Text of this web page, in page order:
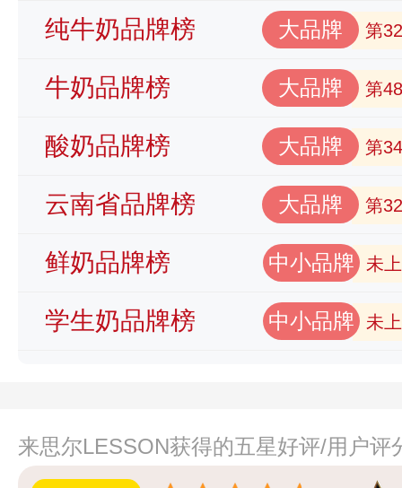
纯牛奶品牌榜 大品牌 第
牛奶品牌榜 大品牌 第
酸奶品牌榜 大品牌 第
云南省品牌榜 大品牌 第
鲜奶品牌榜 中小品牌 未
学生奶品牌榜 中小品牌 未
来思尔LESSON获得的五星好评/用户评